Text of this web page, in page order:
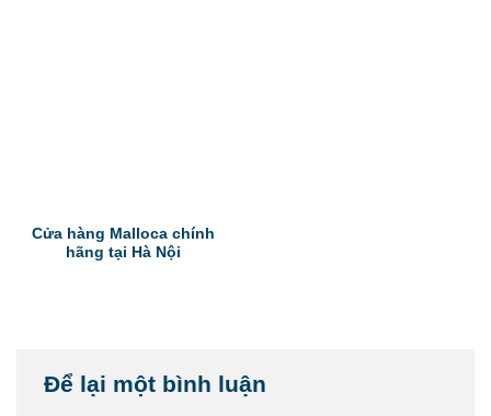
Cửa hàng Malloca chính
hãng tại Hà Nội
Để lại một bình luận